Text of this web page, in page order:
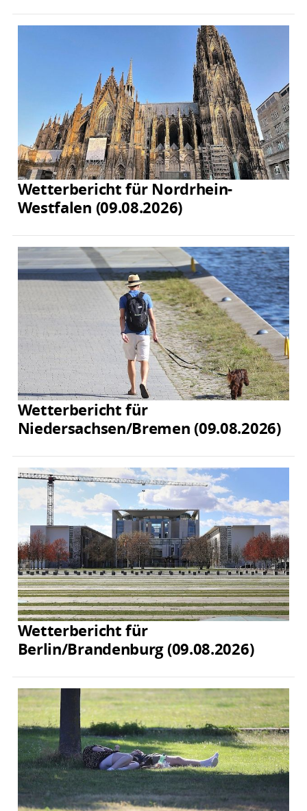
Wetterbericht für Nordrhein-
Westfalen (09.08.2026)
Wetterbericht für
Niedersachsen/Bremen (09.08.2026)
Wetterbericht für
Berlin/Brandenburg (09.08.2026)